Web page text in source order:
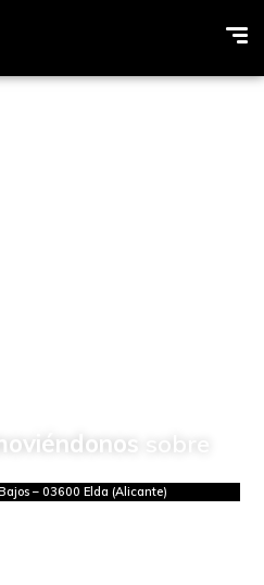
sobre
– 03600 Elda (Alicante)